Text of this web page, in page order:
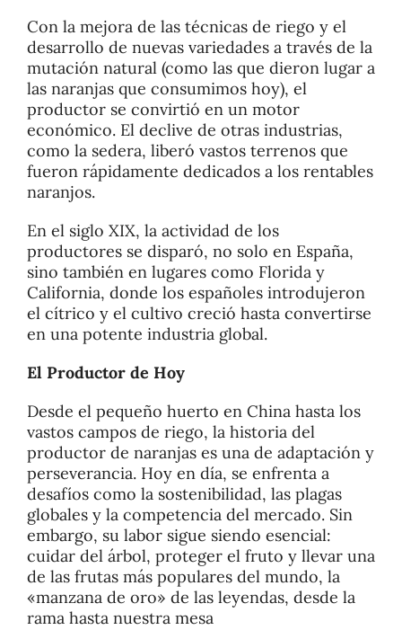
Con la mejora de las técnicas de riego y el
desarrollo de nuevas variedades a través de la
mutación natural (como las que dieron lugar a
las naranjas que consumimos hoy), el
productor se convirtió en un motor
económico. El declive de otras industrias,
como la sedera, liberó vastos terrenos que
fueron rápidamente dedicados a los rentables
naranjos.
En el siglo XIX, la actividad de los
productores se disparó, no solo en España,
sino también en lugares como Florida y
California, donde los españoles introdujeron
el cítrico y el cultivo creció hasta convertirse
en una potente industria global.
El Productor de Hoy
Desde el pequeño huerto en China hasta los
vastos campos de riego, la historia del
productor de naranjas es una de adaptación y
perseverancia. Hoy en día, se enfrenta a
desafíos como la sostenibilidad, las plagas
globales y la competencia del mercado. Sin
embargo, su labor sigue siendo esencial:
cuidar del árbol, proteger el fruto y llevar una
de las frutas más populares del mundo, la
«manzana de oro» de las leyendas, desde la
rama hasta nuestra mesa